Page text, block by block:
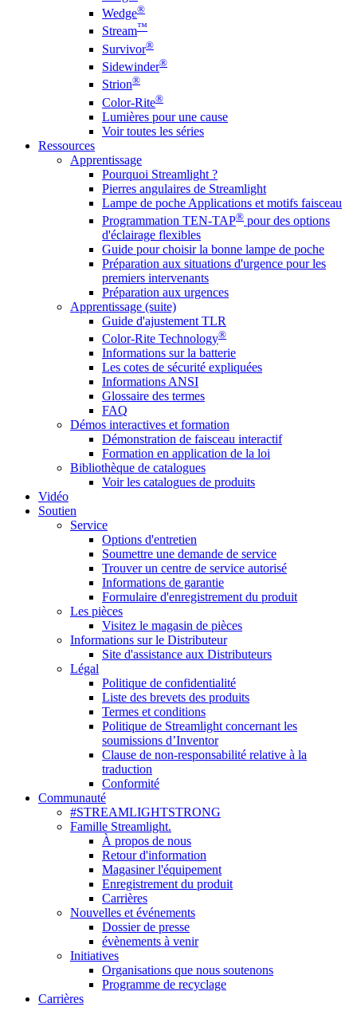
Wedge®
Stream™
Survivor®
Sidewinder®
Strion®
Color-Rite®
Lumières pour une cause
Voir toutes les séries
Ressources
Apprentissage
Pourquoi Streamlight ?
Pierres angulaires de Streamlight
Lampe de poche Applications et motifs faisceau
Programmation TEN-TAP® pour des options
d'éclairage flexibles
Guide pour choisir la bonne lampe de poche
Préparation aux situations d'urgence pour les
premiers intervenants
Préparation aux urgences
Apprentissage (suite)
Guide d'ajustement TLR
Color-Rite Technology®
Informations sur la batterie
Les cotes de sécurité expliquées
Informations ANSI
Glossaire des termes
FAQ
Démos interactives et formation
Démonstration de faisceau interactif
Formation en application de la loi
Bibliothèque de catalogues
Voir les catalogues de produits
Vidéo
Soutien
Service
Options d'entretien
Soumettre une demande de service
Trouver un centre de service autorisé
Informations de garantie
Formulaire d'enregistrement du produit
Les pièces
Visitez le magasin de pièces
Informations sur le Distributeur
Site d'assistance aux Distributeurs
Légal
Politique de confidentialité
Liste des brevets des produits
Termes et conditions
Politique de Streamlight concernant les
soumissions d’Inventor
Clause de non-responsabilité relative à la
traduction
Conformité
Communauté
#STREAMLIGHTSTRONG
Famille Streamlight.
À propos de nous
Retour d'information
Magasiner l'équipement
Enregistrement du produit
Carrières
Nouvelles et événements
Dossier de presse
évènements à venir
Initiatives
Organisations que nous soutenons
Programme de recyclage
Carrières